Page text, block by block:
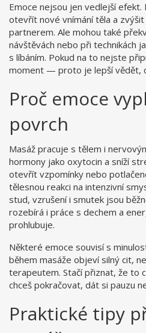
Emoce nejsou jen vedlejší efekt.
otevřít nové vnímání těla a
partnerem. Ale mohou také
návštěvách nebo při technikách
s líbáním. Pokud na to nejste
moment — proto je lepší vědět,
Proč emoce
povrch
Masáž pracuje s tělem i
hormony jako oxytocin a sníží
otevřít vzpomínky nebo
tělesnou reakci na intenzivní
stud, vzrušení i smutek jsou
rozebírá i práce s dechem a
prohlubuje.
Některé emoce souvisí s
během masáže objeví silný cit,
terapeutem. Stačí přiznat, že to
chceš pokračovat, dát si pauzu
Praktické tipy